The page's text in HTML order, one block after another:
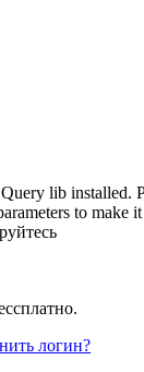
lib installed.
to make
логин?